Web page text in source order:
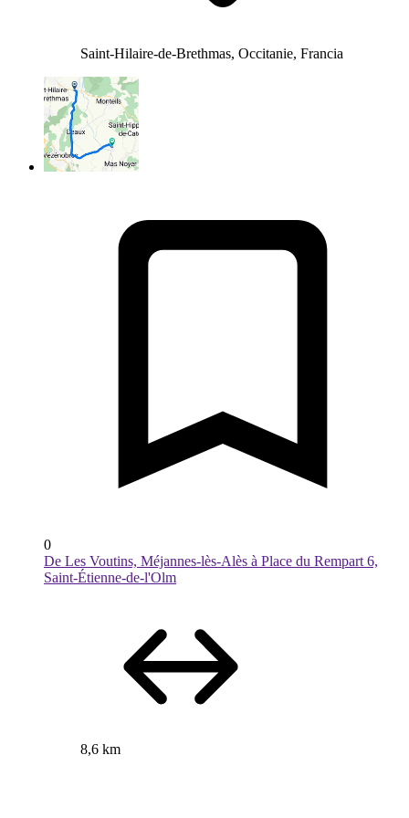
Saint-Hilaire-de-Brethmas, Occitanie, Francia
0
De Les Voutins, Méjannes-lès-Alès à Place du Rempart 6,
Saint-Étienne-de-l'Olm
8,6 km